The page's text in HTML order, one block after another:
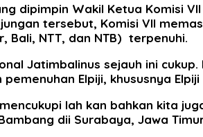
dipimpin Wakil Ketua Komisi
tersebut, Komisi VII
Bali, NTT, dan NTB) terpenuhi.
Jatimbalinus sejauh ini
Elpiji, khususnya Elpiji
lah kan bahkan kita
dii Surabaya, Jawa